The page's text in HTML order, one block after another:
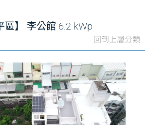
區】 李公館 6.2 kWp
回到上層分類